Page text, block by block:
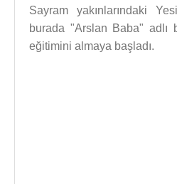
Sayram yakınlarındaki
burada "Arslan Baba" adlı
eğitimini almaya başladı.